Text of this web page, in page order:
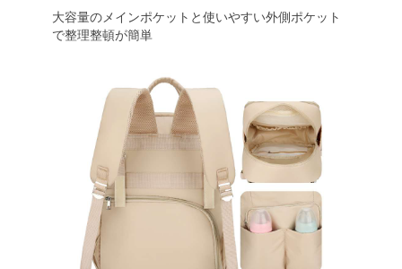
大容量のメインポケットと使いやすい外側ポケット
で整理整頓が簡単